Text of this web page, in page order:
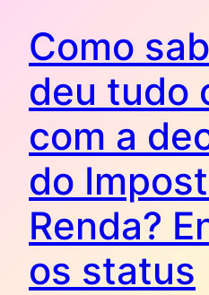
Como
deu tudo
com a
do
Renda?
os status